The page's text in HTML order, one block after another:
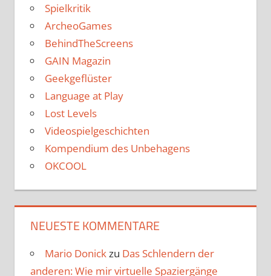
Spielkritik
ArcheoGames
BehindTheScreens
GAIN Magazin
Geekgeflüster
Language at Play
Lost Levels
Videospielgeschichten
Kompendium des Unbehagens
OKCOOL
NEUESTE KOMMENTARE
Mario Donickzu Das Schlendern der
anderen: Wie mir virtuelle Spaziergänge